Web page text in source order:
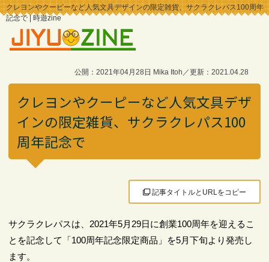
クレヨンやクーピーなど人気文具デザインの限定雑貨、サクラクレパス100周年
記念で | 時遊zine
公開：2021年04月28日 Mika Itoh／更新：2021.04.28
クレヨンやクーピーなど人気文具デザ
インの限定雑貨、サクラクレパス100
周年記念で
記事タイトルとURLをコピー
サクラクレパスは、2021年5月29日に創業100周年を迎えるこ
とを記念して「100周年記念限定商品」を5月下旬より発売し
ます。